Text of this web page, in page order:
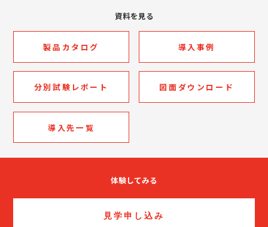
資料を見る
製品カタログ 導入事例
分別試験レポート 図面ダウンロード
導入先一覧
体験してみる
見学申し込み